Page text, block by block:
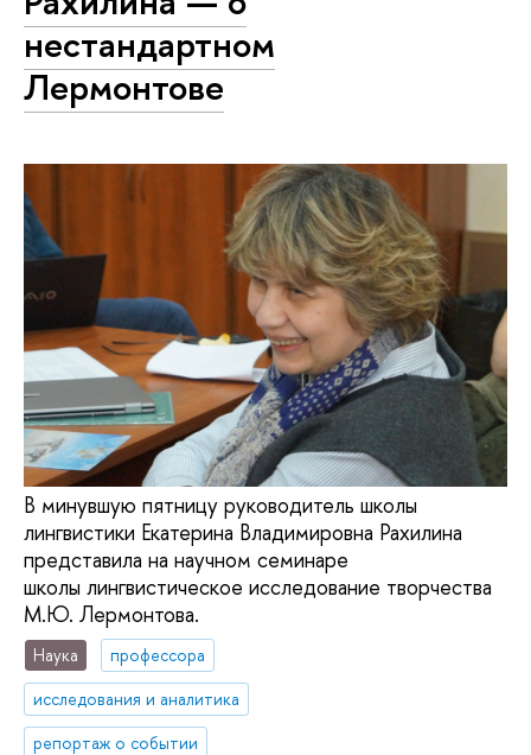
нестандартном
Лермонтове
В минувшую пятницу руководитель школы
лингвистики Екатерина Владимировна Рахилина
представила на научном семинаре
школы лингвистическое исследование творчества
М.Ю. Лермонтова.
Наука
профессора
исследования и аналитика
репортаж о событии